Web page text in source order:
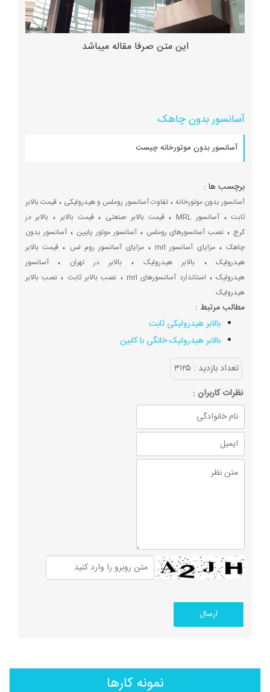
این متن صرفا مقاله میباشد
آسانسور بدون چاهک
آسانسور بدون موتورخانه چیست
برچسب ها :
آسانسور بدون موتورخانه،تفاوت آسانسور روملس و هیدرولیکی ،قیمت بالابر
ثابت،آسانسور MRL ،قیمت بالابر صنعتی ،قیمت بالابر، بالابر در
کرج ، نصب آسانسورهای روملس ،آسانسور موتور پایین ،آسانسور بدون
چاهک،مزایای آسانسور mrl ،مزایای آسانسور روم لس ،قیمت بالابر
هیدرولیک،بالابر هیدرولیک ، بالابر در تهران ،آسانسور
هیدرولیک، استاندارد آسانسورهای mrl ، نصب بالابر ثابت ،نصب بالابر
هیدرولیک
مطالب مرتبط :
بالابر هیدرولیکی ثابت
بالابر هیدرولیک خانگی با کابین
تعداد بازديد : ۳۱۲۵
نظرات كاربران :
نمونه کارها